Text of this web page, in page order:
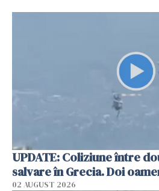
UPDATE: Coliziune între
salvare în Grecia. Doi
02 AUGUST 2026